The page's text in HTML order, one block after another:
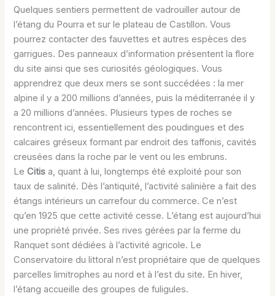
Quelques sentiers permettent de vadrouiller autour de
l’étang du Pourra et sur le plateau de Castillon. Vous
pourrez contacter des fauvettes et autres espèces des
garrigues. Des panneaux d’information présentent la flore
du site ainsi que ses curiosités géologiques. Vous
apprendrez que deux mers se sont succédées : la mer
alpine il y a 200 millions d’années, puis la méditerranée il y
a 20 millions d’années. Plusieurs types de roches se
rencontrent ici, essentiellement des poudingues et des
calcaires gréseux formant par endroit des taffonis, cavités
creusées dans la roche par le vent ou les embruns.
LeCitis a, quant à lui, longtemps été exploité pour son
taux de salinité. Dès l’antiquité, l’activité salinière a fait des
étangs intérieurs un carrefour du commerce. Ce n’est
qu’en 1925 que cette activité cesse. L’étang est aujourd’hui
une propriété privée. Ses rives gérées par la ferme du
Ranquet sont dédiées à l’activité agricole. Le
Conservatoire du littoral n’est propriétaire que de quelques
parcelles limitrophes au nord et à l’est du site. En hiver,
l’étang accueille des groupes de fuligules.